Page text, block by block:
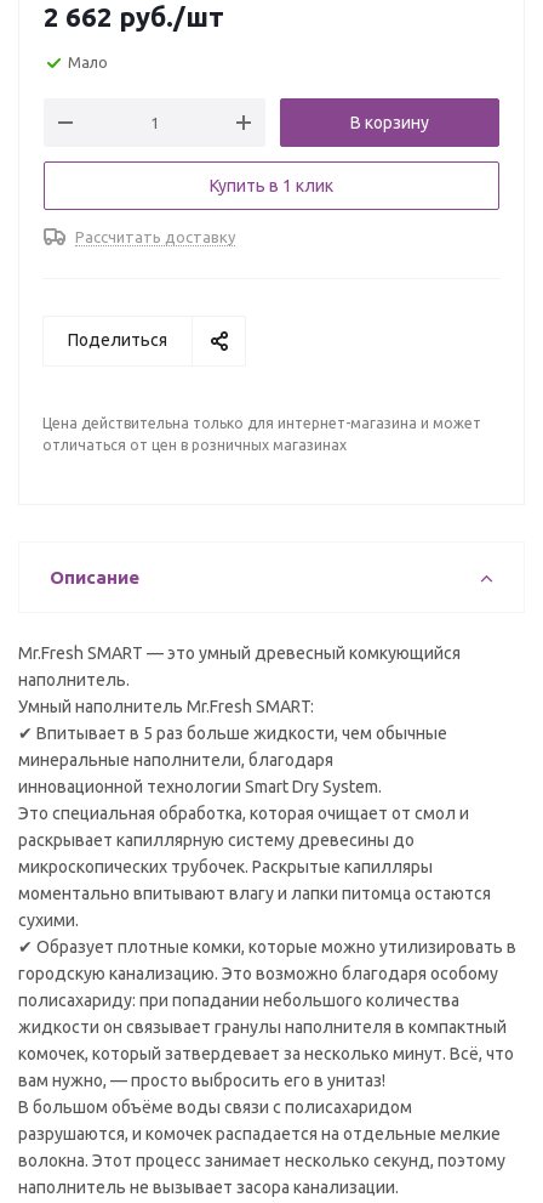
2 662 руб./шт
Мало
В корзину
Купить в 1 клик
Рассчитать доставку
Поделиться
Цена действительна только для интернет-магазина и может
отличаться от цен в розничных магазинах
Описание
Mr.Fresh SMART — это умный древесный комкующийся
наполнитель.
Умный наполнитель Mr.Fresh SMART:
✔ Впитывает в 5 раз больше жидкости, чем обычные
минеральные наполнители, благодаря
инновационной технологии Smart Dry System.
Это специальная обработка, которая очищает от смол и
раскрывает капиллярную систему древесины до
микроскопических трубочек. Раскрытые капилляры
моментально впитывают влагу и лапки питомца остаются
сухими.
✔ Образует плотные комки, которые можно утилизировать в
городскую канализацию. Это возможно благодаря особому
полисахариду: при попадании небольшого количества
жидкости он связывает гранулы наполнителя в компактный
комочек, который затвердевает за несколько минут. Всё, что
вам нужно, — просто выбросить его в унитаз!
В большом объёме воды связи с полисахаридом
разрушаются, и комочек распадается на отдельные мелкие
волокна. Этот процесс занимает несколько секунд, поэтому
наполнитель не вызывает засора канализации.